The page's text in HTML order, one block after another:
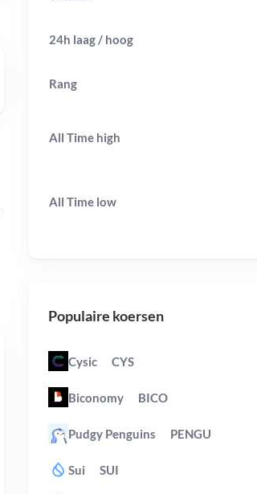
24h laag / hoog
Rang
All Time high
All Time low
Populaire koersen
Cysic CYS
Biconomy BICO
Pudgy Penguins PENGU
Sui SUI